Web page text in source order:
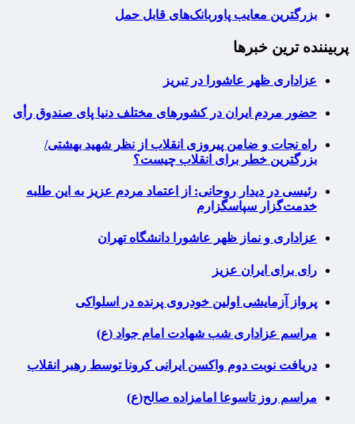
بزرگترین معایب پاوربانک‌های قابل حمل
پربیننده ترین خبرها
عزاداری ظهر عاشورا در تبریز
حضور مردم ایران در کشورهای مختلف دنیا پای صندوق رأی
راه نجات و ضامن پیروزی انقلاب از نظر شهید بهشتی/
بزرگترین خطر برای انقلاب چیست؟
رئیسی در دیدار روحانی: از اعتماد مردم عزیز به این طلبه
خدمت‌گزار سپاسگزارم
عزاداری و نماز ظهر عاشورا دانشگاه تهران
رای برای ایران عزیز
پرواز آزمایشی اولین خودروی پرنده در اسلواکی
مراسم عزاداری شب شهادت امام جواد (ع)
دریافت نوبت دوم واکسن ایرانی کرونا توسط رهبر انقلاب
مراسم روز تاسوعا امامزاده صالح(ع)